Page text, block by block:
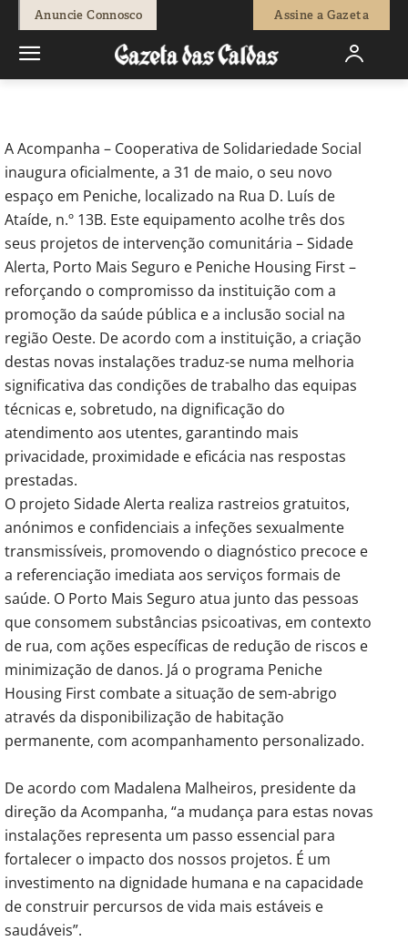
Anuncie Connosco Assine a Gazeta
Redação - 29 de Maio, 2025 0
A Acompanha – Cooperativa de Solidariedade Social
inaugura oficialmente, a 31 de maio, o seu novo
espaço em Peniche, localizado na Rua D. Luís de
Ataíde, n.º 13B. Este equipamento acolhe três dos
seus projetos de intervenção comunitária – Sidade
Alerta, Porto Mais Seguro e Peniche Housing First –
reforçando o compromisso da instituição com a
promoção da saúde pública e a inclusão social na
região Oeste. De acordo com a instituição, a criação
destas novas instalações traduz-se numa melhoria
significativa das condições de trabalho das equipas
técnicas e, sobretudo, na dignificação do
atendimento aos utentes, garantindo mais
privacidade, proximidade e eficácia nas respostas
prestadas.
O projeto Sidade Alerta realiza rastreios gratuitos,
anónimos e confidenciais a infeções sexualmente
transmissíveis, promovendo o diagnóstico precoce e
a referenciação imediata aos serviços formais de
saúde. O Porto Mais Seguro atua junto das pessoas
que consomem substâncias psicoativas, em contexto
de rua, com ações específicas de redução de riscos e
minimização de danos. Já o programa Peniche
Housing First combate a situação de sem-abrigo
através da disponibilização de habitação
permanente, com acompanhamento personalizado.
De acordo com Madalena Malheiros, presidente da
direção da Acompanha, “a mudança para estas novas
instalações representa um passo essencial para
fortalecer o impacto dos nossos projetos. É um
investimento na dignidade humana e na capacidade
de construir percursos de vida mais estáveis e
saudáveis”.